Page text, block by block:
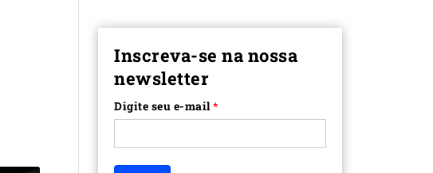
Inscreva-se na nossa
newsletter
Digite seu e-mail*